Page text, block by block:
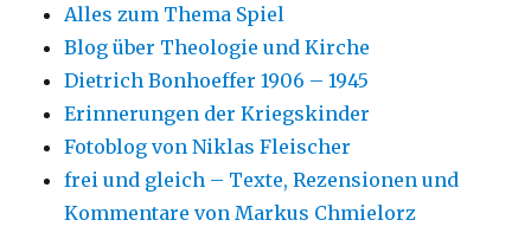
Alles zum Thema Spiel
Blog über Theologie und Kirche
Dietrich Bonhoeffer 1906 – 1945
Erinnerungen der Kriegskinder
Fotoblog von Niklas Fleischer
frei und gleich – Texte, Rezensionen und
Kommentare von Markus Chmielorz